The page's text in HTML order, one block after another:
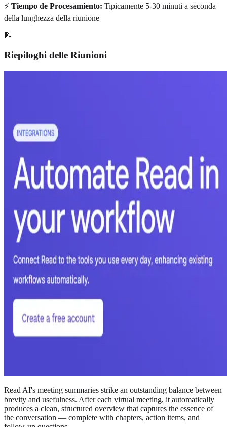
⚡ Tiempo de Procesamiento: Tipicamente 5-30 minuti a seconda
della lunghezza della riunione
📝
Riepiloghi delle Riunioni
Read AI's meeting summaries strike an outstanding balance between
brevity and usefulness. After each virtual meeting, it automatically
produces a clean, structured overview that captures the essence of
the conversation — complete with chapters, action items, and